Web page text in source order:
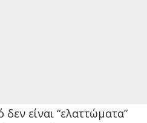
δεν είναι “ελαττώματα”